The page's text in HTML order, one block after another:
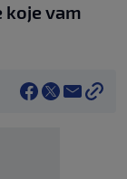
koje vam